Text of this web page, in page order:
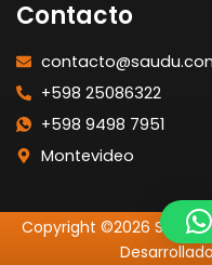
Contacto
+598 25086322
+598 9498 7951
Montevideo
Copyright ©2026 SAUDU